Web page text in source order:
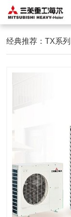
经典推荐：TX系列